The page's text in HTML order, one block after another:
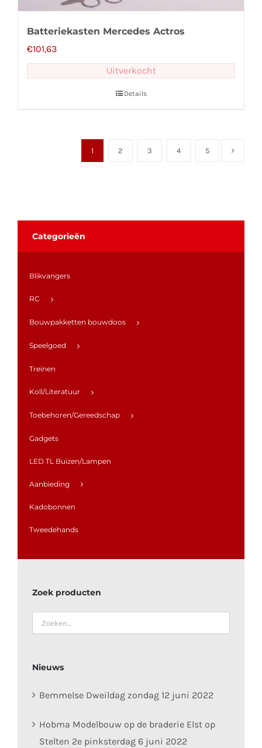
Batteriekasten Mercedes Actros
€101,63
Uitverkocht
Details
1 2 3 4 5
Categorieën
Blikvangers
RC
Bouwpakketten bouwdoos
Speelgoed
Treinen
Koll/Literatuur
Toebehoren/Gereedschap
Gadgets
LED TL Buizen/Lampen
Aanbieding
Kadobonnen
Tweedehands
Zoek producten
Nieuws
Bemmelse Dweildag zondag 12 juni 2022
Hobma Modelbouw op de braderie Elst op
Stelten 2e pinksterdag 6 juni 2022